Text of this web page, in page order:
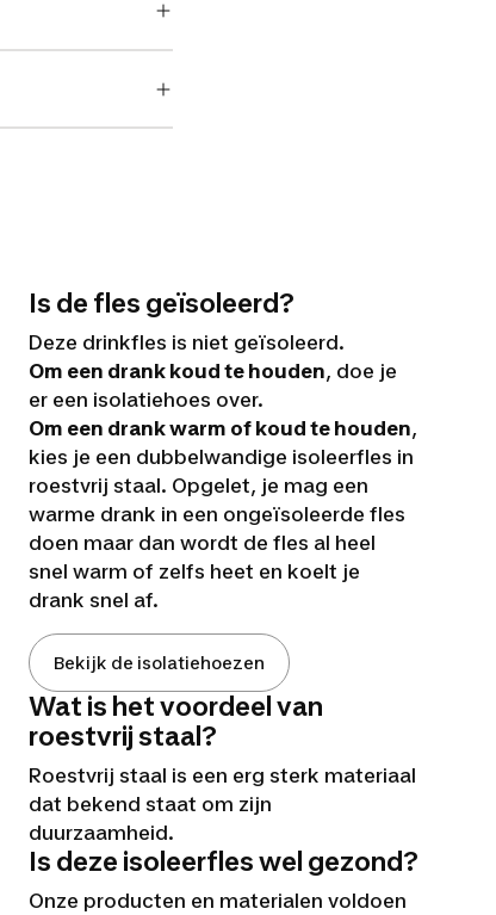
Is de fles geïsoleerd?
Deze drinkfles is niet geïsoleerd.
Om een drank koud te houden, doe je
er een isolatiehoes over.
Om een drank warm of koud te houden,
kies je een dubbelwandige isoleerfles in
roestvrij staal. Opgelet, je mag een
warme drank in een ongeïsoleerde fles
doen maar dan wordt de fles al heel
snel warm of zelfs heet en koelt je
drank snel af.
Bekijk de isolatiehoezen
Wat is het voordeel van
roestvrij staal?
Roestvrij staal is een erg sterk materiaal
dat bekend staat om zijn
duurzaamheid.
Is deze isoleerfles wel gezond?
Onze producten en materialen voldoen